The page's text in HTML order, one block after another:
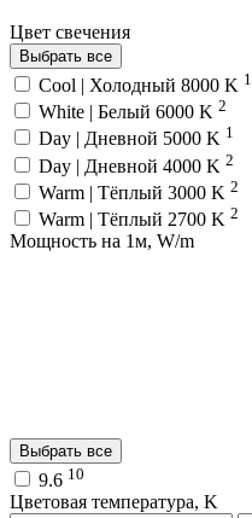
Цвет свечения
Выбрать все
Cool | Холодный 8000 K 1
White | Белый 6000 K 2
Day | Дневной 5000 K 1
Day | Дневной 4000 K 2
Warm | Тёплый 3000 K 2
Warm | Тёплый 2700 K 2
Мощность на 1м, W/m
Выбрать все
9.6 10
Цветовая температура, K